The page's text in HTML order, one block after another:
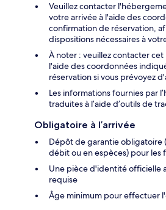
Veuillez contacter
votre arrivée à l'aide des
confirmation de réservation,
dispositions nécessaires à
À noter : veuillez contacter
l'aide des coordonnées
réservation si vous prévoyez
Les informations fournies par
traduites à l’aide d’outils de
Obligatoire à l’arrivée
Dépôt de garantie obligatoire
débit ou en espèces) pour les
Une pièce d'identité officielle
requise
Âge minimum pour effectuer